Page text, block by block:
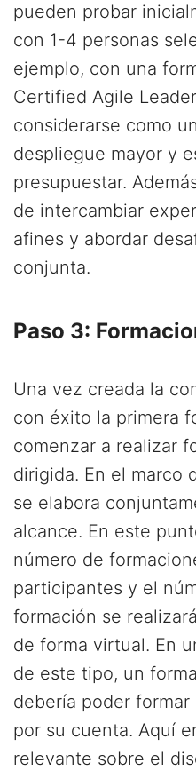
pueden probar
con 1-4 personas
ejemplo, con una
Certified Agile
considerarse como
despliegue mayor y
presupuestar.
de intercambiar
afines y abordar
conjunta.
Paso 3:
Una vez creada la
con éxito la primera
comenzar a realizar
dirigida. En el marco
se elabora
alcance. En este
número de
participantes y el
formación se
de forma virtual. En
de este tipo, un
debería poder
por su cuenta. Aquí
relevante sobre el